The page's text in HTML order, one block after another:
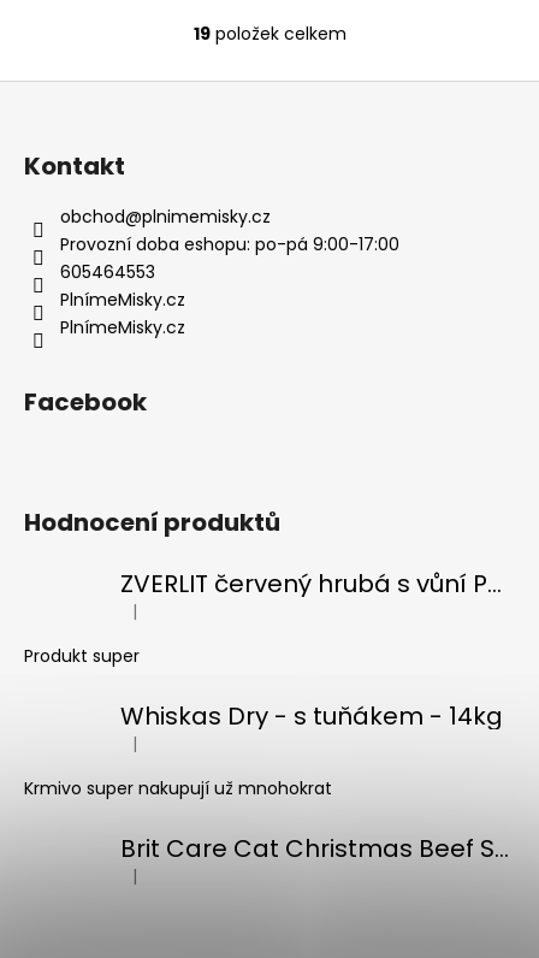
O
v
c
í
p
u
19položek celkem
Kontakt
obchod@plnimemisky.cz
Provozní doba eshopu: po-pá 9:00-17:00
605464553
PlnímeMisky.cz
PlnímeMisky.cz
Facebook
Hodnocení produktů
ZVERLIT červený hrubá s vůní Podestýlka kočka 10kg
Hodnocení produktu je 5 z 5 hvězdiček.
|
Produkt super
Whiskas Dry - s tuňákem - 14kg
Hodnocení produktu je 5 z 5 hvězdiček.
|
Krmivo super nakupují už mnohokrat
Brit Care Cat Christmas Beef Soup 75g
Hodnocení produktu je 5 z 5 hvězdiček.
|